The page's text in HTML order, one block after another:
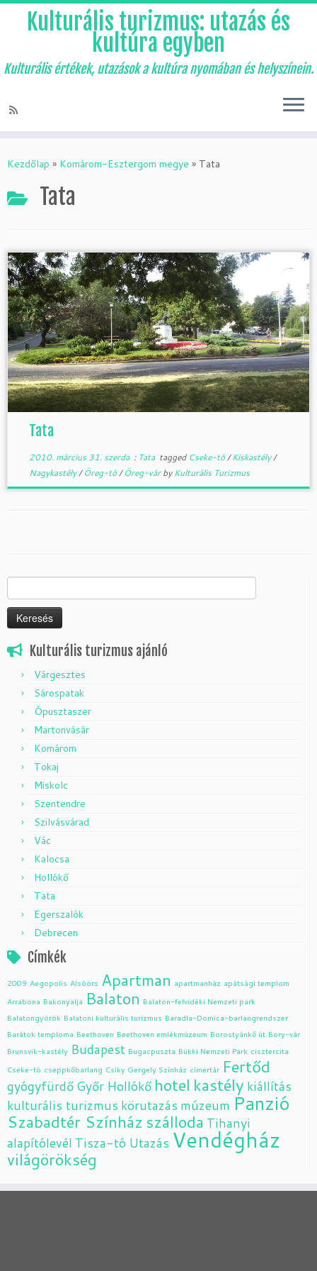
to
Kulturális turizmus: utazás és
kultúra egyben
Kulturális értékek, utazások a kultúra nyomában és helyszínein.
Kezdőlap » Komárom-Esztergom megye » Tata
Tata
Tata
2010. március 31. szerda: Tata tagged Cseke-tó/Kiskastély/
Nagykastély/Öreg-tó/Öreg-várbyKulturális Turizmus
Kulturális turizmus ajánló
Várgesztes
Sárospatak
Ópusztaszer
Martonvásár
Komárom
Tokaj
Miskolc
Szentendre
Szilvásvárad
Vác
Kalocsa
Hollókő
Tata
Egerszalók
Debrecen
Címkék
2009 Aegopolis Alsóörs Apartman apartmanház apátsági templom
Arrabona Bakonyalja Balaton Balaton-felvidéki Nemzeti park
Balatongyörök Balatoni kulturális turizmus Baradla-Domica-barlangrendszer
Barátok temploma Beethoven Beethoven emlékmúzeum Borostyánkő út Bory-vár
Brunsvik-kastély Budapest Bugacpuszta Bükki Nemzeti Park cisztercita
Cseke-tó cseppkőbarlang Csiky Gergely Színház címertár Fertőd
gyógyfürdő Győr Hollókő hotel kastély kiállítás
kulturális turizmus körutazás múzeum Panzió
Szabadtér Színház szálloda Tihanyi
alapítólevél Tisza-tó Utazás Vendégház
világörökség